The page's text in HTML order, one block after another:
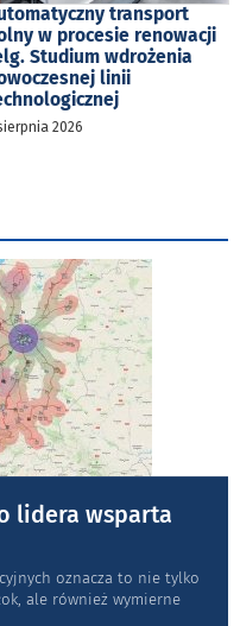
transport
w procesie renowacji
Studium wdrożenia
linii
2026
lidera wsparta
oznacza to nie tylko
ale również wymierne